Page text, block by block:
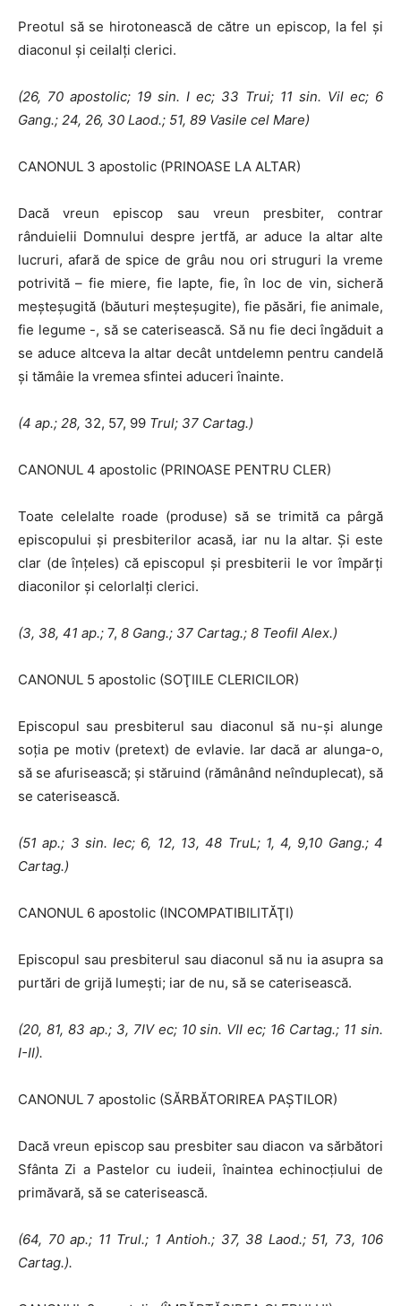
Preotul să se hirotonească de către un episcop, la fel şi
diaconul şi ceilalţi clerici.
(26, 70 apostolic; 19 sin. I ec; 33 Trui; 11 sin. Vil ec; 6
Gang.; 24, 26, 30 Laod.; 51, 89 Vasile cel Mare)
CANONUL 3 apostolic (PRINOASE LA ALTAR)
Dacă vreun episcop sau vreun presbiter, contrar
rânduielii Domnului despre jertfă, ar aduce la altar alte
lucruri, afară de spice de grâu nou ori struguri la vreme
potrivită – fie miere, fie lapte, fie, în loc de vin, sicheră
meşteşugită (băuturi meşteşugite), fie păsări, fie animale,
fie legume -, să se caterisească. Să nu fie deci îngăduit a
se aduce altceva la altar decât unt­delemn pentru candelă
şi tămâie Ia vremea sfintei aduceri înainte.
(4 ap.; 28, 32, 57, 99 Trul; 37 Cartag.)
CANONUL 4 apostolic (PRINOASE PENTRU CLER)
Toate celelalte roade (produse) să se trimită ca pârgă
episcopului şi presbiterilor acasă, iar nu la altar. Şi este
clar (de înţeles) că episcopul şi presbiterii le vor împărţi
diaconilor şi celorlalţi clerici.
(3, 38, 41 ap.; 7, 8 Gang.; 37 Cartag.; 8 Teofil Alex.)
CANONUL 5 apostolic (SOŢIILE CLERICILOR)
Episcopul sau presbiterul sau diaconul să nu-şi alunge
soţia pe motiv (pretext) de evlavie. Iar dacă ar alunga-o,
să se afurisească; şi stăruind (rămânând neînduplecat), să
se caterisească.
(51 ap.; 3 sin.Iec; 6, 12, 13, 48 TruL; 1, 4, 9,10 Gang.; 4
Cartag.)
CANONUL 6 apostolic (INCOMPATIBILITĂŢI)
Episcopul sau presbiterul sau diaconul să nu ia asupra sa
purtări de grijă lumeşti; iar de nu, să se caterisească.
(20, 81, 83 ap.; 3, 7IV ec; 10 sin. VII ec; 16 Cartag.; 11 sin.
I-II).
CANONUL 7 apostolic (SĂRBĂTORIREA PAŞTILOR)
Dacă vreun episcop sau presbiter sau diacon va sărbători
Sfânta Zi a Pastelor cu iudeii, înaintea echinocţiului de
primăvară, să se caterisească.
(64, 70 ap.; 11 Trul.; 1 Antioh.; 37, 38 Laod.; 51, 73, 106
Cartag.).